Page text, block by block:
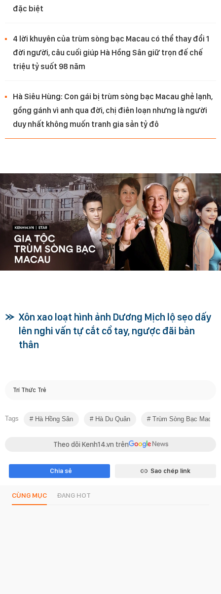
đặc biệt
4 lời khuyên của trùm sòng bạc Macau có thể thay đổi 1
đời người, câu cuối giúp Hà Hồng Sân giữ trọn đế chế
triệu tỷ suốt 98 năm
Hà Siêu Hùng: Con gái bị trùm sòng bạc Macau ghẻ lạnh,
gồng gánh vì anh qua đời, chị điên loạn nhưng là người
duy nhất không muốn tranh gia sản tỷ đô
Xôn xao loạt hình ảnh Dương Mịch lộ sẹo dấy
lên nghi vấn tự cắt cổ tay, ngược đãi bản
thân
Trí Thức Trẻ
Tags Hà Hồng Sân Hà Du Quân Trùm Sòng Bạc Macau
Theo dõi Kenh14.vn trên
Chia sẻ Sao chép link
CÙNG MỤC ĐANG HOT